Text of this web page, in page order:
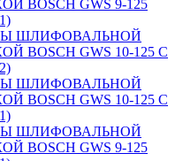
BOSCH GWS 9-125
ШЛИФОВАЛЬНОЙ
BOSCH GWS 10-125 C
ШЛИФОВАЛЬНОЙ
BOSCH GWS 10-125 C
ШЛИФОВАЛЬНОЙ
BOSCH GWS 9-125